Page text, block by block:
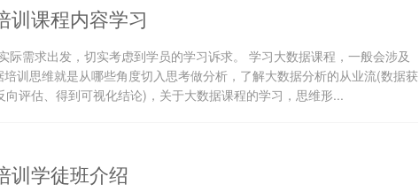
训课程内容学习
际需求出发，切实考虑到学员的学习诉求。 学习大数据课程，一般会涉及
训思维就是从哪些角度切入思考做分析，了解大数据分析的从业流(数据获
评估、得到可视化结论)，关于大数据课程的学习，思维形...
训学徒班介绍